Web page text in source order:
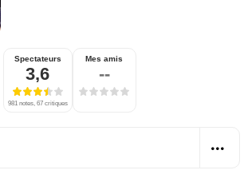
Spectateurs
3,6
981 notes, 67 critiques
Mes amis
--